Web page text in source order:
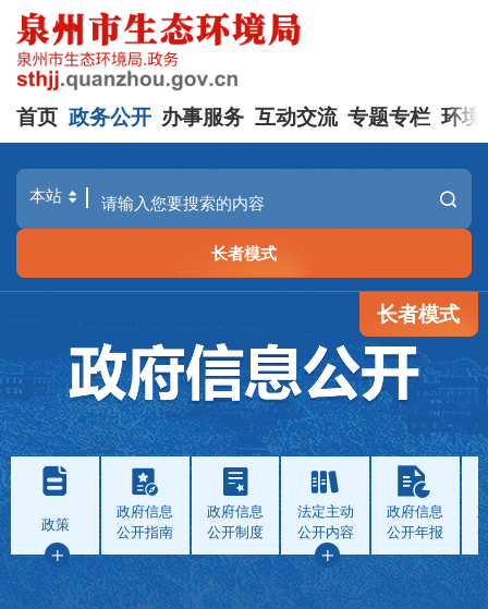
首页 政务公开 办事服务 互动交流 专题专栏 环境
长者模式
长者模式
政策
政府信息
公开指南
政府信息
公开制度
法定主动
公开内容
政府信息
公开年报